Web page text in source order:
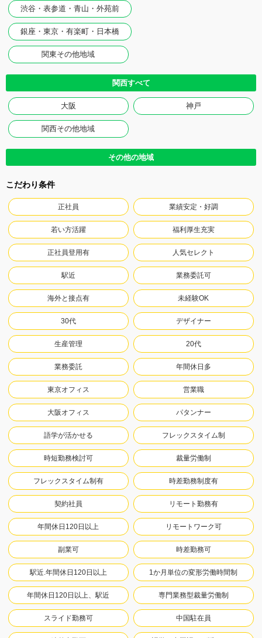
渋谷・表参道・青山・外苑前
銀座・東京・有楽町・日本橋
関東その他地域
関西すべて
大阪 神戸
関西その他地域
その他の地域
こだわり条件
正社員 業績安定・好調
若い方活躍 福利厚生充実
正社員登用有 人気セレクト
駅近 業務委託可
海外と接点有 未経験OK
30代 デザイナー
生産管理 20代
業務委託 年間休日多
東京オフィス 営業職
大阪オフィス パタンナー
語学が活かせる フレックスタイム制
時短勤務検討可 裁量労働制
フレックスタイム制有 時差勤務制度有
契約社員 リモート勤務有
年間休日120日以上 リモートワーク可
副業可 時差勤務可
駅近.年間休日120日以上 1か月単位の変形労働時間制
年間休日120日以上、駅近 専門業務型裁量労働制
スライド勤務可 中国駐在員